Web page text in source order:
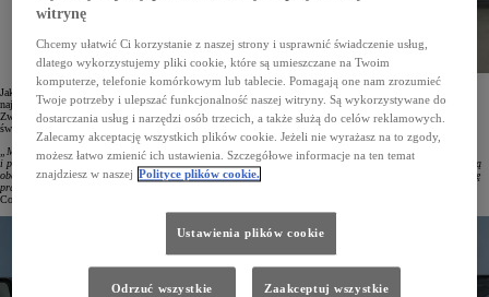
Jak zaznacza Consumer Reports, w najnowszym zestawieniu znalazły się wyjątkowe modele, które spełniają
najwyższe standardy pod względem wydajności, właściwości jezdnych, bezpieczeństwa i niezawodności.
Zwycięskie pojazdy zostały wybrane spośród ponad 200 przetestowanych modeli. Każdy z nich wyróżnia się
świetnymi wynikami w testach drogowych, najwyższą niezawodnością i bezpieczeństwem.
„Mówiąc najprościej, wskazaliśmy pojazdy, które nasi eksperci z entuzjazmem poleciliby rodzinie
i przyjaciołom. Nie jest zaskoczeniem, że Toyota, która w naszym rankingu zazwyczaj mocno zaznacza swoją
obecność, także tym razem jest dobrze reprezentowana. Toyoty są znane z napędów łączących wysoką kulturę
pracy z wydajnością i dynamiką, małego zużycia paliwa i niezawodności”
Consumer Reports.
witrynę
Chcemy ułatwić Ci korzystanie z naszej strony i usprawnić świadczenie usług,
dlatego wykorzystujemy pliki cookie, które są umieszczane na Twoim
komputerze, telefonie komórkowym lub tablecie. Pomagają one nam zrozumieć
Twoje potrzeby i ulepszać funkcjonalność naszej witryny. Są wykorzystywane do
dostarczania usług i narzędzi osób trzecich, a także służą do celów reklamowych.
Zalecamy akceptację wszystkich plików cookie. Jeżeli nie wyrażasz na to zgody,
możesz łatwo zmienić ich ustawienia. Szczegółowe informacje na ten temat
znajdziesz w naszej Polityce plików cookie.
Ustawienia plików cookie
Odrzuć wszystkie Zaakceptuj wszystkie